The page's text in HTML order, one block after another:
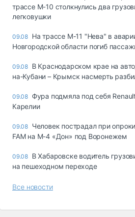
трассе М-10 столкнулись два
легковушки
09.08 На трассе М-11 "Нева" в
Новгородской области погиб
09.08 В Краснодарском крае на
на-Кубани – Крымск насмерть
09.08 Фура подмяла под себя
Карелии
09.08 Человек пострадал при
FAM на М-4 «Дон» под Воронежем
09.08 В Хабаровске водитель
на пешеходном переходе
Все новости